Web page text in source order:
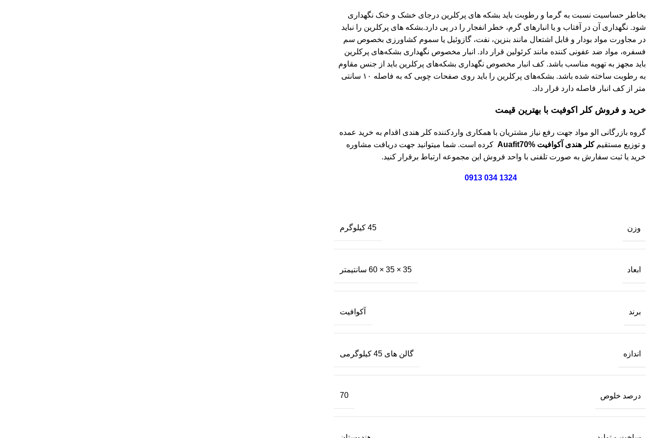
بخاطر حساسیت نسبت به گرما و رطوبت باید بشکه های پرکلرین درجای خشک و خنک نگهداری
شود. نگهداری آن در آفتاب و یا انبارهای گرم، خطر انفجار را در پی دارد.بشکه های پرکلرین را نباید
در مجاورت مواد بودار و قابل اشتعال مانند بنزین، نفت، گازوئیل یا سموم کشاورزی بخصوص سم
فسفره، مواد ضد عفونی کننده مانند کرئولین قرار داد. انبار مخصوص نگهداری بشکه‌های پرکلرین
باید مجهز به تهویه مناسب باشد. کف انبار مخصوص نگهداری بشکه‌های پرکلرین باید از جنس مقاوم
به رطوبت ساخته شده باشد. بشکه‌های پرکلرین را باید روی صفحات چوبی که به فاصله ۱۰ سانتی
متر از کف انبار فاصله دارد قرار داد.
خرید و فروش کلر اکوفیت با بهترین قیمت
گروه بازرگانی الو مواد جهت رفع نیاز مشتریان با همکاری واردکننده کلر هندی اقدام به خرید عمده
و توزیع مستقیم کلر هندی آکوافیت Auafit70%
کرده است. شما میتوانید جهت دریافت مشاوره
خرید یا ثبت سفارش به صورت تلفنی با واحد فروش این مجموعه ارتباط برقرار کنید.
1324 034 0913
وزن 45 کیلوگرم
ابعاد 35 × 35 × 60 سانتیمتر
برند آکوافیت
اندازه گالن های 45 کیلوگرمی
درصد خلوص 70